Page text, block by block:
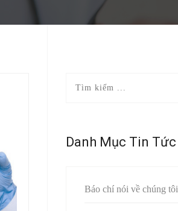
Danh Mục Tin Tức
Báo chí nói về chúng tôi